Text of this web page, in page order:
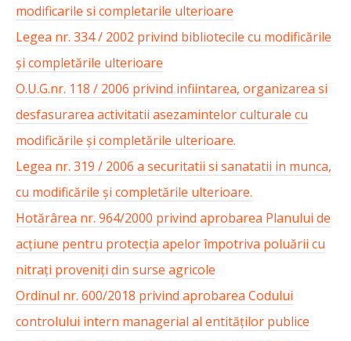
modificarile si completarile ulterioare
Legea nr. 334 / 2002 privind bibliotecile cu modificările
și completările ulterioare
O.U.G.nr. 118 / 2006 privind infiintarea, organizarea si
desfasurarea activitatii asezamintelor culturale cu
modificările și completările ulterioare.
Legea nr. 319 / 2006 a securitatii si sanatatii in munca,
cu modificările și completările ulterioare.
Hotărârea nr. 964/2000 privind aprobarea Planului de
acțiune pentru protecția apelor împotriva poluării cu
nitrați proveniți din surse agricole
Ordinul nr. 600/2018 privind aprobarea Codului
controlului intern managerial al entităților publice